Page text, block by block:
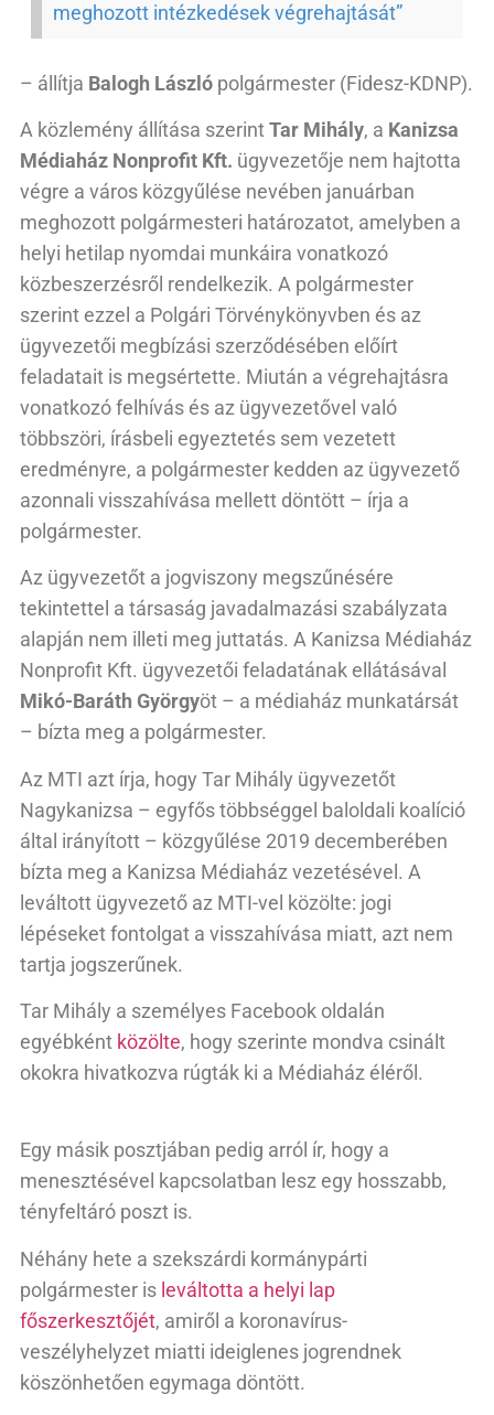
meghozott intézkedések végrehajtását”
– állítja Balogh László polgármester (Fidesz-KDNP).
A közlemény állítása szerintTar Mihály, a Kanizsa
Médiaház Nonprofit Kft. ügyvezetője nem hajtotta
végre a város közgyűlése nevében januárban
meghozott polgármesteri határozatot, amelyben a
helyi hetilap nyomdai munkáira vonatkozó
közbeszerzésről rendelkezik. A polgármester
szerint ezzel a Polgári Törvénykönyvben és az
ügyvezetői megbízási szerződésében előírt
feladatait is megsértette. Miután a végrehajtásra
vonatkozó felhívás és az ügyvezetővel való
többszöri, írásbeli egyeztetés sem vezetett
eredményre, a polgármester kedden az ügyvezető
azonnali visszahívása mellett döntött – írja a
polgármester.
Az ügyvezetőt a jogviszony megszűnésére
tekintettel a társaság javadalmazási szabályzata
alapján nem illeti meg juttatás. A Kanizsa Médiaház
Nonprofit Kft. ügyvezetői feladatának ellátásával
Mikó-Baráth Györgyöt – a médiaház munkatársát
– bízta meg a polgármester.
Az MTI azt írja, hogy Tar Mihály ügyvezetőt
Nagykanizsa – egyfős többséggel baloldali koalíció
által irányított – közgyűlése 2019 decemberében
bízta meg a Kanizsa Médiaház vezetésével. A
leváltott ügyvezető az MTI-vel közölte: jogi
lépéseket fontolgat a visszahívása miatt, azt nem
tartja jogszerűnek.
Tar Mihály a személyes Facebook oldalán
egyébként közölte, hogy szerinte mondva csinált
okokra hivatkozva rúgták ki a Médiaház éléről.
Egy másik posztjában pedig arról ír, hogy a
menesztésével kapcsolatban lesz egy hosszabb,
tényfeltáró poszt is.
Néhány hete a szekszárdi kormánypárti
polgármester is leváltotta a helyi lap
főszerkesztőjét, amiről a koronavírus-
veszélyhelyzet miatti ideiglenes jogrendnek
köszönhetően egymaga döntött.